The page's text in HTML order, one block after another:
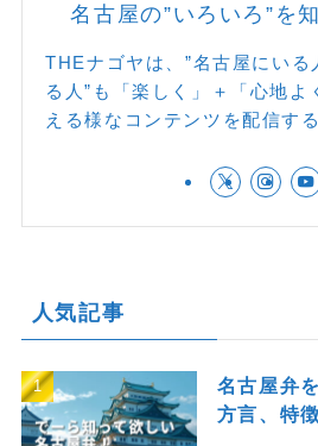
名古屋の”いろいろ”を
THEナゴヤは、”名古屋にいる
る人”も「楽しく」＋「心地よ
える様なコンテンツを配信す
人気記事
名古屋弁
方言、特